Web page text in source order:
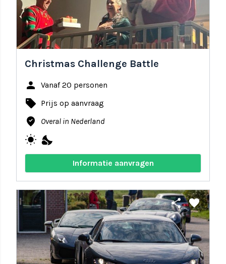
Christmas Challenge Battle
person Vanaf 20 personen
local_offer Prijs op aanvraag
where_to_vote Overal in Nederland
wb_sunny nights_stay
Informatie aanvragen
share favorite